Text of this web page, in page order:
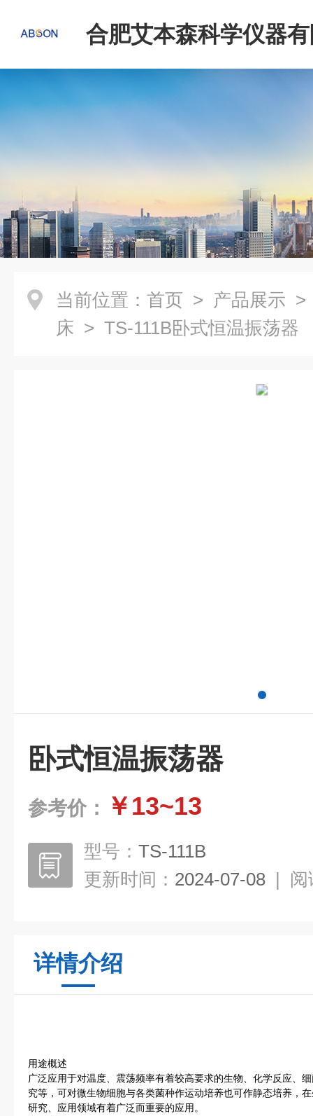
合肥艾本森科学仪器
当前位置： 首页 > 产品展示
床 > TS-111B卧式恒温振荡器
卧式恒温振荡器
参考价： ￥13~13
型号： TS-111B
更新时间： 2024-07-08 | 阅
详情介绍
用途概述
广泛应用于对温度、震荡频率有着较高要求的生物、化学反应、
究等，可对微生物细胞与各类菌种作运动培养也可作静态培养，
研究、应用领域有着广泛而重要的应用。